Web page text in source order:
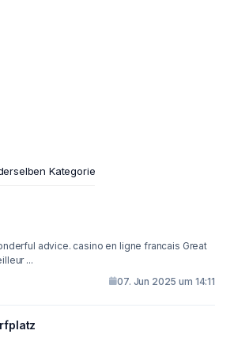
Kategorie
advice. casino en ligne francais Great
...
07. Jun 2025 um 14:11